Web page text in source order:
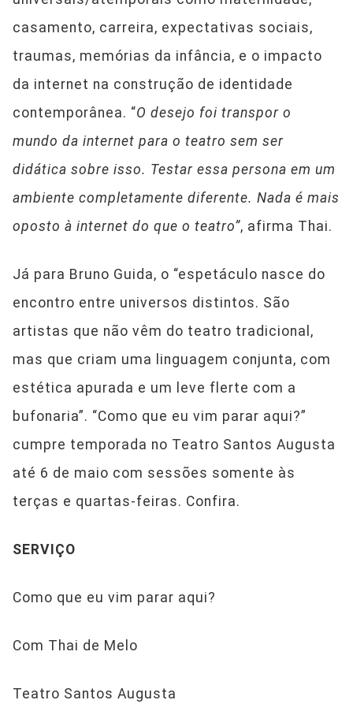
casamento, carreira, expectativas sociais,
traumas, memórias da infância, e o impacto
da internet na construção de identidade
contemporânea. “O desejo foi transpor o
mundo da internet para o teatro sem ser
didática sobre isso. Testar essa persona em um
ambiente completamente diferente. Nada é mais
oposto à internet do que o teatro”, afirma Thai.
Já para Bruno Guida, o “espetáculo nasce do
encontro entre universos distintos. São
artistas que não vêm do teatro tradicional,
mas que criam uma linguagem conjunta, com
estética apurada e um leve flerte com a
bufonaria”. “Como que eu vim parar aqui?”
cumpre temporada no Teatro Santos Augusta
até 6 de maio com sessões somente às
terças e quartas-feiras. Confira.
SERVIÇO
Como que eu vim parar aqui?
Com Thai de Melo
Teatro Santos Augusta